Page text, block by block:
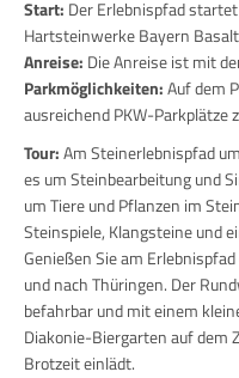
Start: Der Erlebnispfad
Hartsteinwerke Bayern
Anreise: Die Anreise ist mit
Parkmöglichkeiten:Auf dem
ausreichend PKW-Parkplätze
Tour:Am Steinerlebnispfad
es um Steinbearbeitung und
um Tiere und Pflanzen im
Steinspiele, Klangsteine und
Genießen Sie am
und nach Thüringen. Der
befahrbar und mit einem
Diakonie-Biergarten auf dem
Brotzeit einlädt.